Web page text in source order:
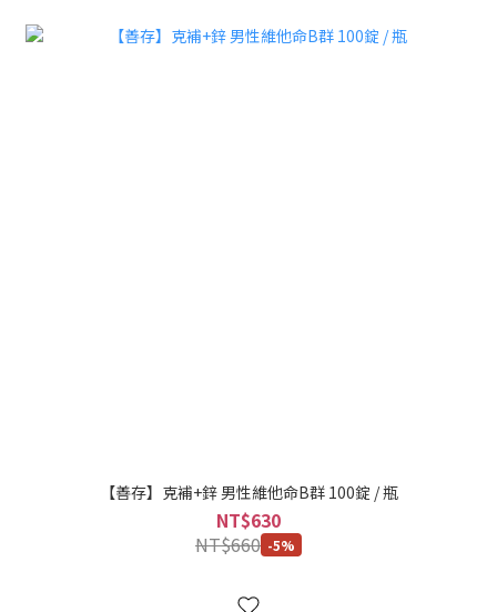
【善存】克補+鋅 男性維他命B群 100錠 / 瓶
NT$630
NT$660 -5%